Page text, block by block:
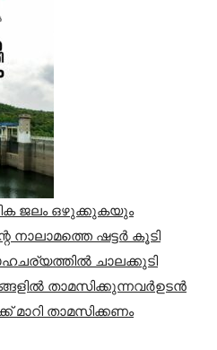
ജലം ഒഴുക്കുകയും
നാലാമത്തെ ഷട്ടർ കൂടി
ചാലക്കുടി
താമസിക്കുന്നവർഉടൻ
മാറി താമസിക്കണം